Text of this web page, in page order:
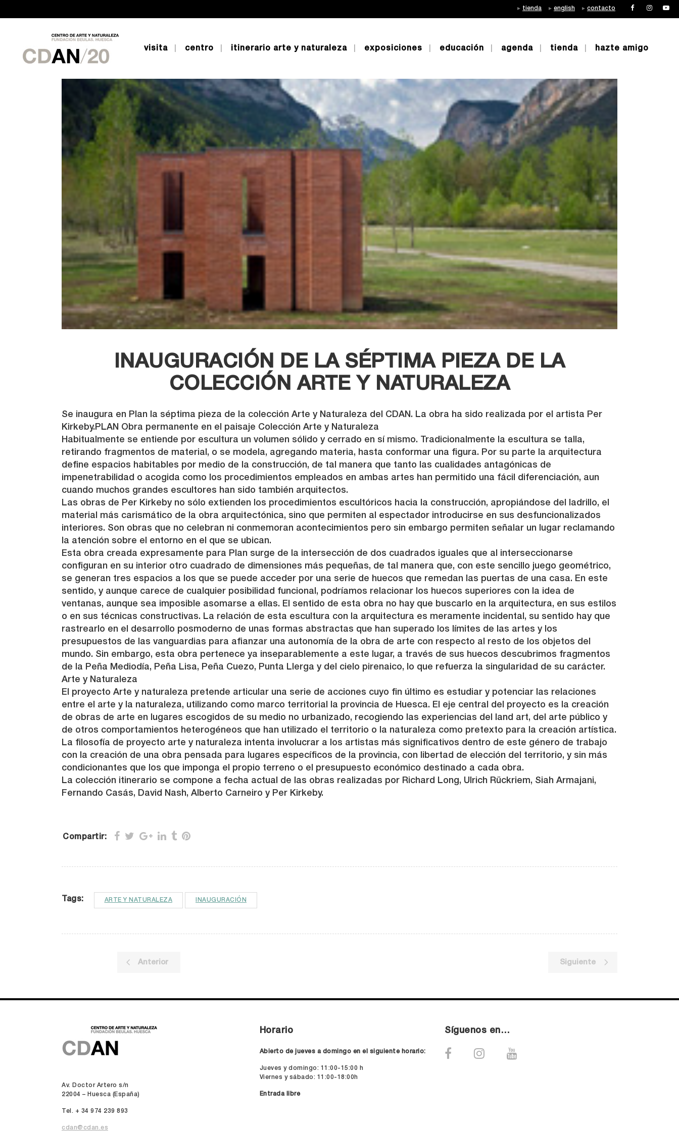
tienda english contacto
visita centro itinerario arte y naturaleza exposiciones educación agenda tienda hazte amigo
INAUGURACIÓN DE LA SÉPTIMA PIEZA DE LA
COLECCIÓN ARTE Y NATURALEZA
Se inaugura en Plan la séptima pieza de la colección Arte y Naturaleza del CDAN. La obra ha sido realizada por el artista Per
Kirkeby.PLAN Obra permanente en el paisaje Colección Arte y Naturaleza
Habitualmente se entiende por escultura un volumen sólido y cerrado en sí mismo. Tradicionalmente la escultura se talla,
retirando fragmentos de material, o se modela, agregando materia, hasta conformar una figura. Por su parte la arquitectura
define espacios habitables por medio de la construcción, de tal manera que tanto las cualidades antagónicas de
impenetrabilidad o acogida como los procedimientos empleados en ambas artes han permitido una fácil diferenciación, aun
cuando muchos grandes escultores han sido también arquitectos.
Las obras de Per Kirkeby no sólo extienden los procedimientos escultóricos hacia la construcción, apropiándose del ladrillo, el
material más carismático de la obra arquitectónica, sino que permiten al espectador introducirse en sus desfuncionalizados
interiores. Son obras que no celebran ni conmemoran acontecimientos pero sin embargo permiten señalar un lugar reclamando
la atención sobre el entorno en el que se ubican.
Esta obra creada expresamente para Plan surge de la intersección de dos cuadrados iguales que al interseccionarse
configuran en su interior otro cuadrado de dimensiones más pequeñas, de tal manera que, con este sencillo juego geométrico,
se generan tres espacios a los que se puede acceder por una serie de huecos que remedan las puertas de una casa. En este
sentido, y aunque carece de cualquier posibilidad funcional, podríamos relacionar los huecos superiores con la idea de
ventanas, aunque sea imposible asomarse a ellas. El sentido de esta obra no hay que buscarlo en la arquitectura, en sus estilos
o en sus técnicas constructivas. La relación de esta escultura con la arquitectura es meramente incidental, su sentido hay que
rastrearlo en el desarrollo posmoderno de unas formas abstractas que han superado los límites de las artes y los
presupuestos de las vanguardias para afianzar una autonomía de la obra de arte con respecto al resto de los objetos del
mundo. Sin embargo, esta obra pertenece ya inseparablemente a este lugar, a través de sus huecos descubrimos fragmentos
de la Peña Mediodía, Peña Lisa, Peña Cuezo, Punta Llerga y del cielo pirenaico, lo que refuerza la singularidad de su carácter.
Arte y Naturaleza
El proyecto Arte y naturaleza pretende articular una serie de acciones cuyo fin último es estudiar y potenciar las relaciones
entre el arte y la naturaleza, utilizando como marco territorial la provincia de Huesca. El eje central del proyecto es la creación
de obras de arte en lugares escogidos de su medio no urbanizado, recogiendo las experiencias del land art, del arte público y
de otros comportamientos heterogéneos que han utilizado el territorio o la naturaleza como pretexto para la creación artística.
La filosofía de proyecto arte y naturaleza intenta involucrar a los artistas más significativos dentro de este género de trabajo
con la creación de una obra pensada para lugares específicos de la provincia, con libertad de elección del territorio, y sin más
condicionantes que los que imponga el propio terreno o el presupuesto económico destinado a cada obra.
La colección itinerario se compone a fecha actual de las obras realizadas por Richard Long, Ulrich Rückriem, Siah Armajani,
Fernando Casás, David Nash, Alberto Carneiro y Per Kirkeby.
Compartir:
Tags: ARTE Y NATURALEZA INAUGURACIÓN
Anterior Siguiente
Av. Doctor Artero s/n
22004 – Huesca (España)
Tel. + 34 974 239 893
cdan@cdan.es
Horario
Abierto de jueves a domingo en el siguiente horario:
Jueves y domingo: 11:00-15:00 h
Viernes y sábado: 11:00-18:00h
Entrada libre
Síguenos en…